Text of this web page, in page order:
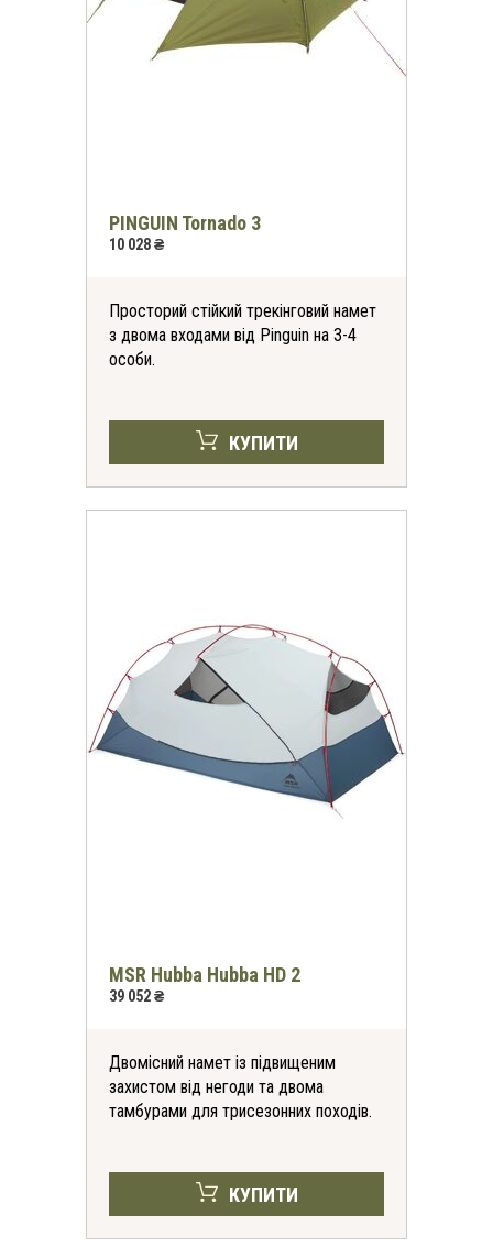
PINGUIN Tornado 3
10 028 ₴
Просторий стійкий трекінговий намет
з двома входами від Pinguin на 3-4
особи.
КУПИТИ
MSR Hubba Hubba HD 2
39 052 ₴
Двомісний намет із підвищеним
захистом від негоди та двома
тамбурами для трисезонних походів.
КУПИТИ